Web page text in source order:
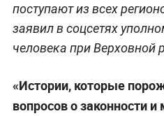
поступают из всех
заявил в соцсетях
человека при Верховной
«Истории, которые
вопросов о законности